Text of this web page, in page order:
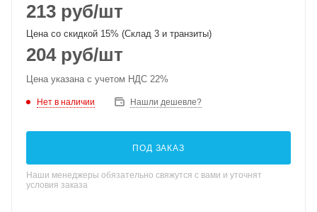
213 руб/шт
Цена со скидкой 15% (Склад 3 и транзиты)
204руб/шт
Цена указана с учетом НДС 22%
Нет в наличии Нашли дешевле?
ПОД ЗАКАЗ
Наши менеджеры обязательно свяжутся с вами и уточнят
условия заказа